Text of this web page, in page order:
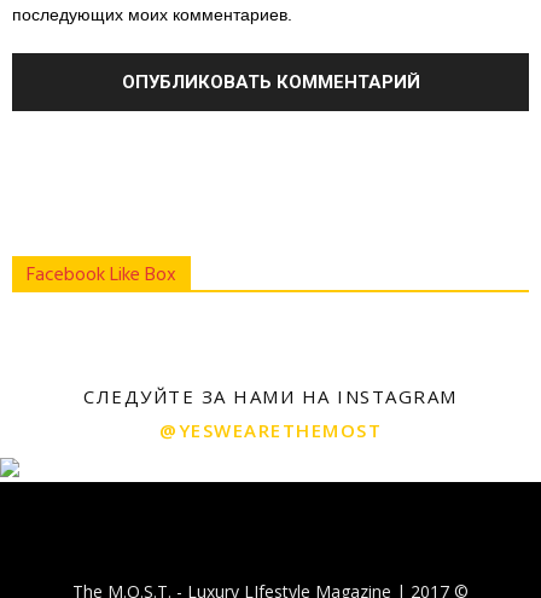
последующих моих комментариев.
Facebook Like Box
СЛЕДУЙТЕ ЗА НАМИ НА INSTAGRAM
@YESWEARETHEMOST
The M.O.S.T. - Luxury LIfestyle Magazine | 2017 ©